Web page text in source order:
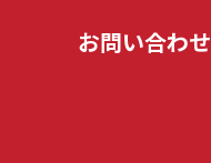
お問い合わせ